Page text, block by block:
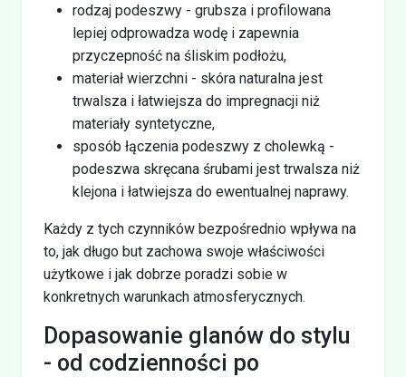
rodzaj podeszwy - grubsza i profilowana
lepiej odprowadza wodę i zapewnia
przyczepność na śliskim podłożu,
materiał wierzchni - skóra naturalna jest
trwalsza i łatwiejsza do impregnacji niż
materiały syntetyczne,
sposób łączenia podeszwy z cholewką -
podeszwa skręcana śrubami jest trwalsza niż
klejona i łatwiejsza do ewentualnej naprawy.
Każdy z tych czynników bezpośrednio wpływa na
to, jak długo but zachowa swoje właściwości
użytkowe i jak dobrze poradzi sobie w
konkretnych warunkach atmosferycznych.
Dopasowanie glanów do stylu
- od codzienności po